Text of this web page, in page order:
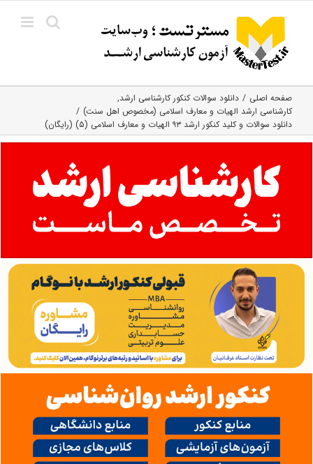
content
صفحه اصلی
دانلود سوالات کنکور کارشناسی ارشد
کارشناسی ارشد الهیات و معارف اسلامی (مخصوص اهل سنت)
دانلود سوالات و کلید کنکور ارشد ۹۳ الهیات و معارف اسلامی (۵) (رایگان)